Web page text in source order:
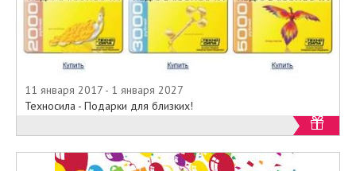
11 января 2017 - 1 января 2027
Техносила - Подарки для близких!